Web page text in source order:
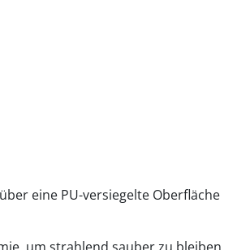
eine PU-versiegelte Oberfläche